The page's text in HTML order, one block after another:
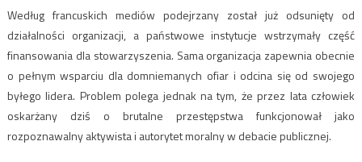
Według francuskich mediów podejrzany został już odsunięty od
działalności organizacji, a państwowe instytucje wstrzymały część
finansowania dla stowarzyszenia. Sama organizacja zapewnia obecnie
o pełnym wsparciu dla domniemanych ofiar i odcina się od swojego
byłego lidera. Problem polega jednak na tym, że przez lata człowiek
oskarżany dziś o brutalne przestępstwa funkcjonował jako
rozpoznawalny aktywista i autorytet moralny w debacie publicznej.